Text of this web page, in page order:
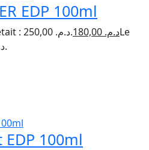
EDP 100ml
Le prix initial était : د.م. 250,00. د.م.Le
prix actuel est : د.م. 180,00.
100ml